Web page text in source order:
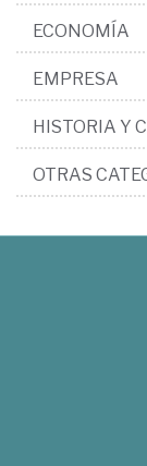
ECONOMÍA
EMPRESA
HISTORIA Y
OTRAS